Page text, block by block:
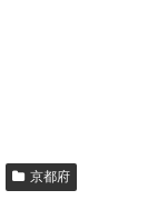
京都府